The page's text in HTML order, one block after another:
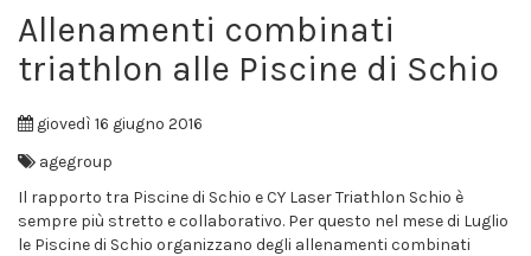
Allenamenti combinati
triathlon alle Piscine di Schio
giovedì 16 giugno 2016
agegroup
Il rapporto tra Piscine di Schio e CY Laser Triathlon Schio è
sempre più stretto e collaborativo. Per questo nel mese di Luglio
le Piscine di Schio organizzano degli allenamenti combinati